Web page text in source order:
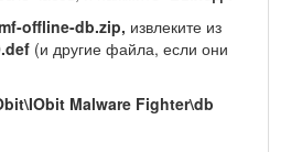
offline-db.zip, извлеките из
(и другие файла, если они
Malware Fighter\db